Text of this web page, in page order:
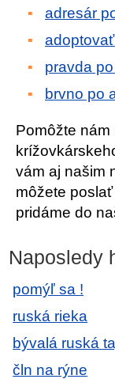
adresár
pravda
brvno po
Pomôžte
vám aj našim
môžete
pridáme do
Naposledy
pomýľ sa !
ruská rieka
bývalá ruská
čln na rýne